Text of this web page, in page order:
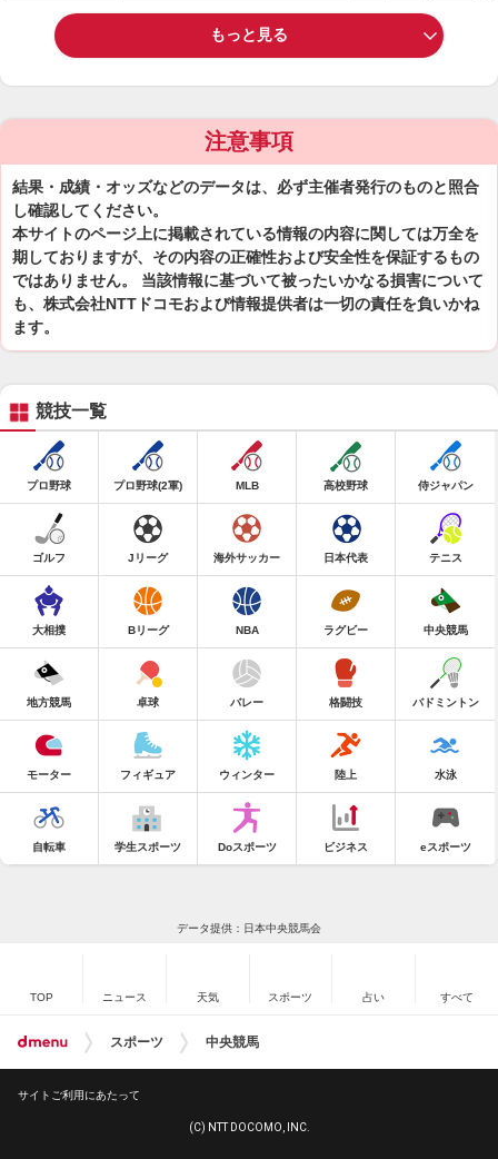
もっと見る
注意事項
結果・成績・オッズなどのデータは、必ず主催者発行のものと照合
し確認してください。
本サイトのページ上に掲載されている情報の内容に関しては万全を
期しておりますが、その内容の正確性および安全性を保証するもの
ではありません。 当該情報に基づいて被ったいかなる損害について
も、株式会社NTTドコモおよび情報提供者は一切の責任を負いかね
ます。
競技一覧
プロ野球 プロ野球(2軍) MLB 高校野球 侍ジャパン
ゴルフ Jリーグ 海外サッカー 日本代表 テニス
大相撲 Bリーグ NBA ラグビー 中央競馬
地方競馬 卓球 バレー 格闘技 バドミントン
モーター フィギュア ウィンター 陸上 水泳
自転車 学生スポーツ Doスポーツ ビジネス eスポーツ
データ提供：日本中央競馬会
TOP ニュース 天気 スポーツ 占い すべて
スポーツ 中央競馬
サイトご利用にあたって
(C) NTT DOCOMO, INC.